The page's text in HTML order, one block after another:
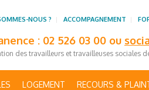
: 02 526 03 00 ou
des travailleurs et travailleuses sociales
NOUS ? ACCOMPAGNEMENT
LOGEMENT RECOURS &